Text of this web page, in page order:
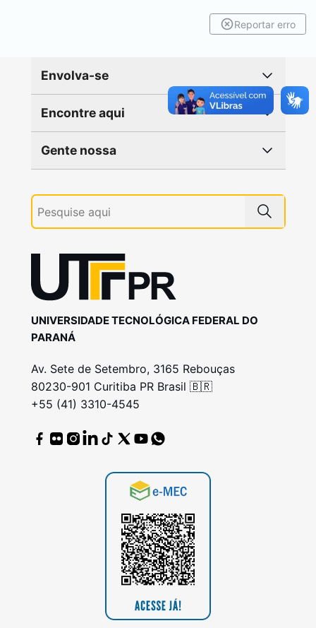
Reportar erro
Envolva-se
Encontre aqui
Gente nossa
UNIVERSIDADE TECNOLÓGICA FEDERAL DO
PARANÁ
Av. Sete de Setembro, 3165 Rebouças
80230-901 Curitiba PR Brasil 🇧🇷
+55 (41) 3310-4545